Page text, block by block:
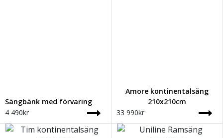
Sängbänk med förvaring
4 490kr
Amore kontinentalsäng
210x210cm
33 990kr